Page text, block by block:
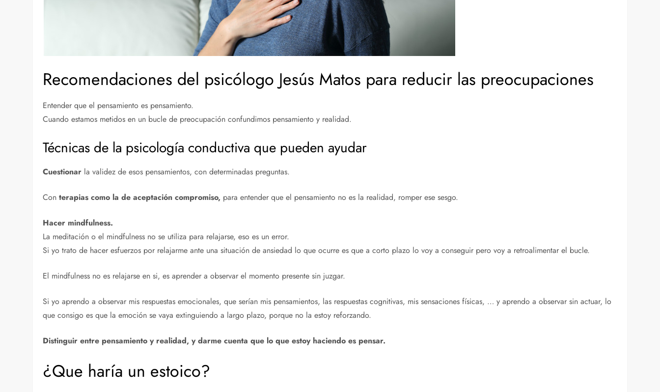
Recomendaciones del psicólogo Jesús Matos para reducir las preocupaciones
Entender que el pensamiento es pensamiento.
Cuando estamos metidos en un bucle de preocupación confundimos pensamiento y realidad.
Técnicas de la psicología conductiva que pueden ayudar
Cuestionar la validez de esos pensamientos, con determinadas preguntas.
Conterapias como la de aceptación compromiso, para entender que el pensamiento no es la realidad, romper ese sesgo.
Hacer mindfulness.
La meditación o el mindfulness no se utiliza para relajarse, eso es un error.
Si yo trato de hacer esfuerzos por relajarme ante una situación de ansiedad lo que ocurre es que a corto plazo lo voy a conseguir pero voy a retroalimentar el bucle.
El mindfulness no es relajarse en si, es aprender a observar el momento presente sin juzgar.
Si yo aprendo a observar mis respuestas emocionales, que serían mis pensamientos, las respuestas cognitivas, mis sensaciones físicas, … y aprendo a observar sin actuar, lo
que consigo es que la emoción se vaya extinguiendo a largo plazo, porque no la estoy reforzando.
Distinguir entre pensamiento y realidad, y darme cuenta que lo que estoy haciendo es pensar.
¿Que haría un estoico?